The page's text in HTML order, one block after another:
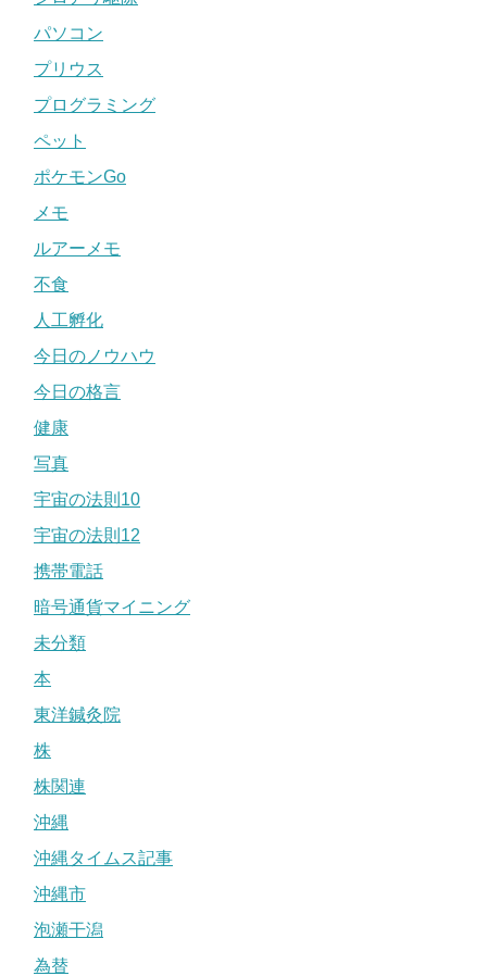
パソコン
プリウス
プログラミング
ペット
ポケモンGo
メモ
ルアーメモ
不食
人工孵化
今日のノウハウ
今日の格言
健康
写真
宇宙の法則10
宇宙の法則12
携帯電話
暗号通貨マイニング
未分類
本
東洋鍼灸院
株
株関連
沖縄
沖縄タイムス記事
沖縄市
泡瀬干潟
為替